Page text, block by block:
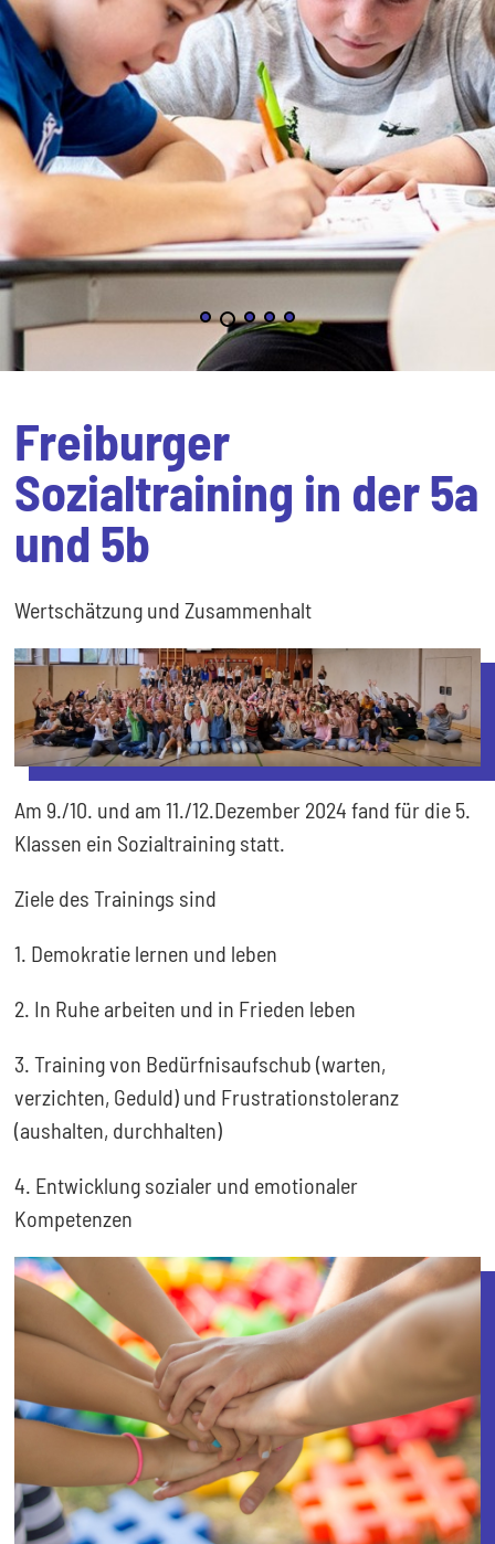
Freiburger
Sozialtraining in der 5a
und 5b
Wertschätzung und Zusammenhalt
Am 9./10. und am 11./12.Dezember 2024 fand für die 5.
Klassen ein Sozialtraining statt.
Ziele des Trainings sind
1. Demokratie lernen und leben
2. In Ruhe arbeiten und in Frieden leben
3. Training von Bedürfnisaufschub (warten,
verzichten, Geduld) und Frustrationstoleranz
(aushalten, durchhalten)
4. Entwicklung sozialer und emotionaler
Kompetenzen